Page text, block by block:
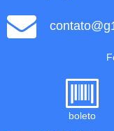
boleto